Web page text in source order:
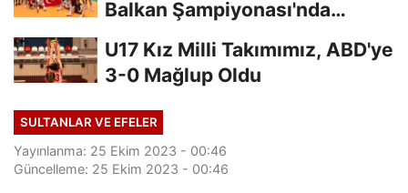
Balkan Şampiyonası'nda
U17 Kız Milli Takımımız, ABD'ye
3-0 Mağlup Oldu
SULTANLAR VE EFELER
Yayınlanma: 25 Ekim 2023 - 00:46
Güncelleme: 25 Ekim 2023 - 00:46